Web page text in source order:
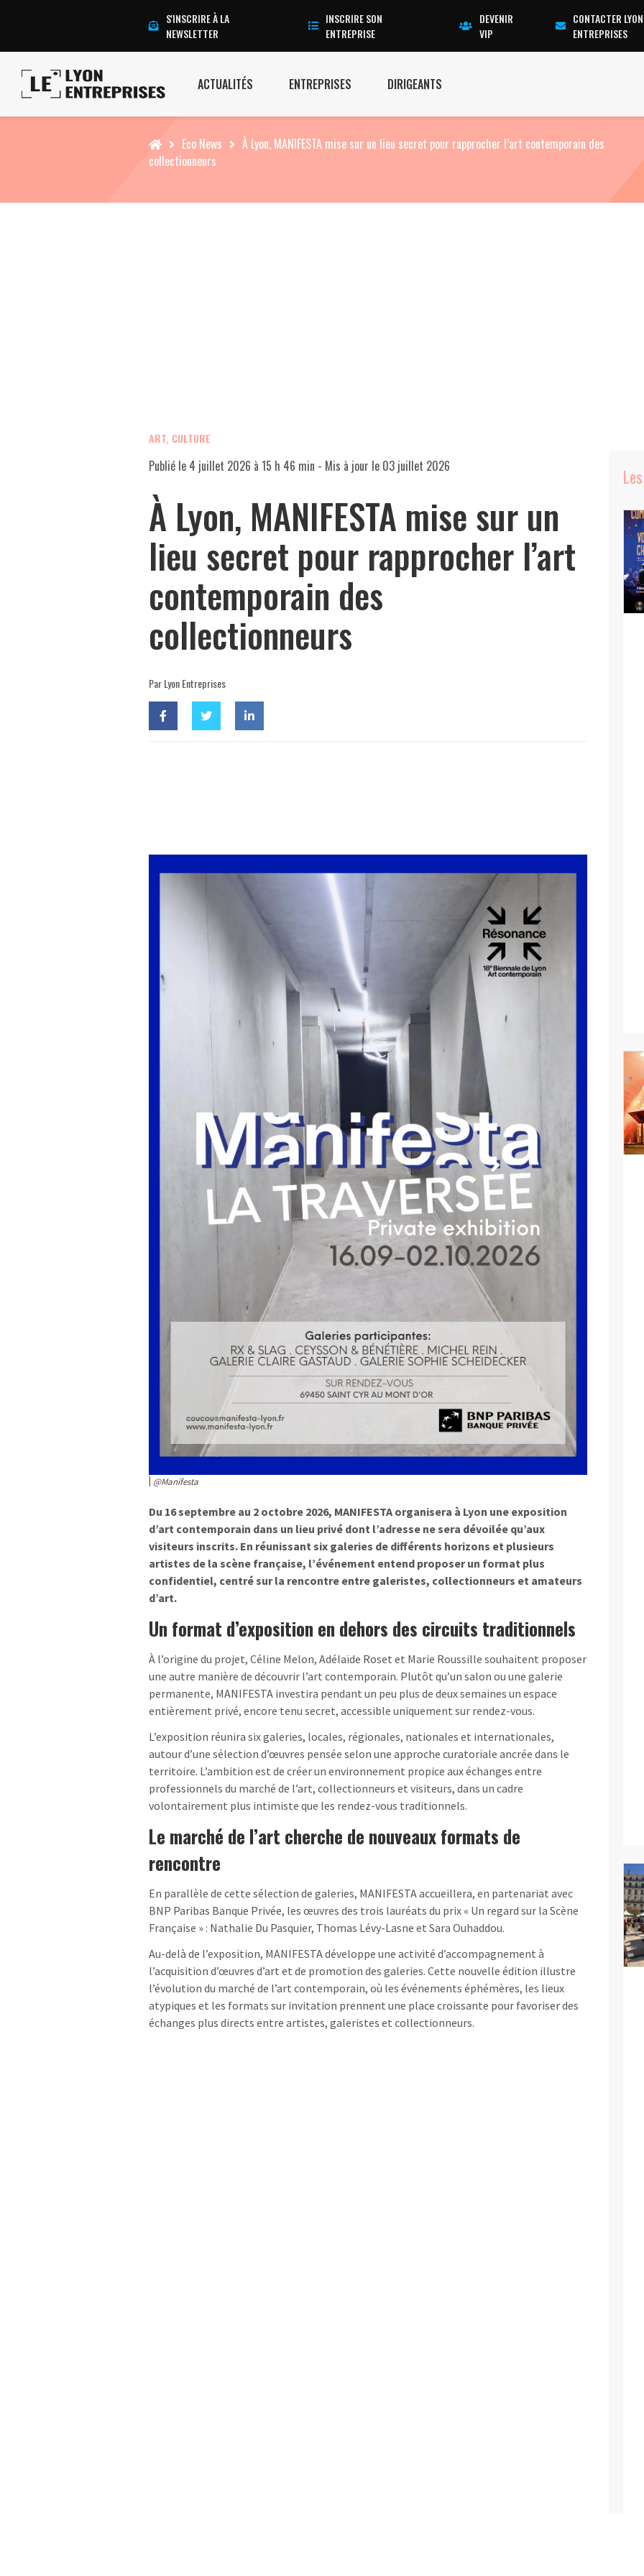
S'INSCRIRE À LA
NEWSLETTER
INSCRIRE SON
ENTREPRISE
DEVENIR
VIP
CONTACTER LYON
ENTREPRISES
ACTUALITÉS ENTREPRISES DIRIGEANTS
Accueil Eco News
À Lyon, MANIFESTA mise sur un lieu secret pour rapprocher l’art contemporain des
collectionneurs
ART, CULTURE
Publié le 4 juillet 2026 à 15 h 46 min - Mis à jour le 03 juillet 2026
À Lyon, MANIFESTA mise sur un
lieu secret pour rapprocher l’art
contemporain des
collectionneurs
Par Lyon Entreprises
@Manifesta
Du 16 septembre au 2 octobre 2026, MANIFESTA organisera à Lyon une exposition
d’art contemporain dans un lieu privé dont l’adresse ne sera dévoilée qu’aux
visiteurs inscrits. En réunissant six galeries de différents horizons et plusieurs
artistes de la scène française, l’événement entend proposer un format plus
confidentiel, centré sur la rencontre entre galeristes, collectionneurs et amateurs
d’art.
Un format d’exposition en dehors des circuits traditionnels
À l’origine du projet, Céline Melon, Adélaïde Roset et Marie Roussille souhaitent proposer
une autre manière de découvrir l’art contemporain. Plutôt qu’un salon ou une galerie
permanente, MANIFESTA investira pendant un peu plus de deux semaines un espace
entièrement privé, encore tenu secret, accessible uniquement sur rendez-vous.
L’exposition réunira six galeries, locales, régionales, nationales et internationales,
autour d’une sélection d’œuvres pensée selon une approche curatoriale ancrée dans le
territoire. L’ambition est de créer un environnement propice aux échanges entre
professionnels du marché de l’art, collectionneurs et visiteurs, dans un cadre
volontairement plus intimiste que les rendez-vous traditionnels.
Le marché de l’art cherche de nouveaux formats de
rencontre
En parallèle de cette sélection de galeries, MANIFESTA accueillera, en partenariat avec
BNP Paribas Banque Privée, les œuvres des trois lauréats du prix « Un regard sur la Scène
Française » : Nathalie Du Pasquier, Thomas Lévy-Lasne et Sara Ouhaddou.
Au-delà de l’exposition, MANIFESTA développe une activité d’accompagnement à
l’acquisition d’œuvres d’art et de promotion des galeries. Cette nouvelle édition illustre
l’évolution du marché de l’art contemporain, où les événements éphémères, les lieux
atypiques et les formats sur invitation prennent une place croissante pour favoriser des
échanges plus directs entre artistes, galeristes et collectionneurs.